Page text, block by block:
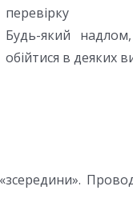
перевірку
Будь-який
обійтися в деяких